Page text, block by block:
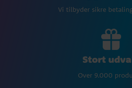
Vi tilbyder sikre
Stort
Over 9.000